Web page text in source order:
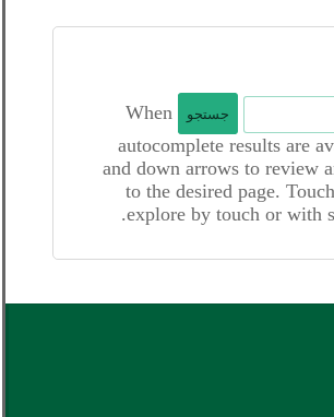
When
autocomplete results are
and down arrows to review
to the desired page.
explore by touch or with